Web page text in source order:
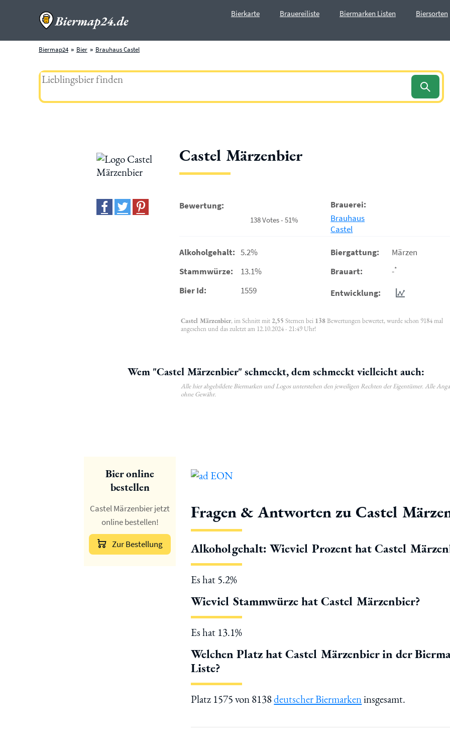
Bierkarte Brauereiliste Biermarken Listen Biersorten
Biermap24 Bier Brauhaus Castel
Castel Märzenbier
Bewertung:
138 Votes - 51%
Brauerei:
Brauhaus
Castel
Alkoholgehalt: 5.2%
Stammwürze:
13.1%
Bier Id:
1559
Biergattung:
Märzen
Brauart:
-*
Entwicklung:
Castel Märzenbier, im Schnitt mit 2,55 Sternen bei 138Bewertungen bewertet, wurde schon 9184 mal
angesehen und das zuletzt am 12.10.2024 - 21:49 Uhr!
Wem "Castel Märzenbier" schmeckt, dem schmeckt vielleicht auch:
Alle hier abgebildete Biermarken und Logos unterstehen den jeweiligen Rechten der Eigentümer. Alle
ohne Gewähr.
Bier online
bestellen
Castel Märzenbier jetzt
online bestellen!
Zur Bestellung
Fragen & Antworten zu Castel
Alkoholgehalt: Wieviel Prozent hat Castel
Es hat 5.2%
Wieviel Stammwürze hat Castel Märzenbier?
Es hat 13.1%
Welchen Platz hat Castel Märzenbier in der
Liste?
Platz 1575 von 8138deutscher Biermarkeninsgesamt.